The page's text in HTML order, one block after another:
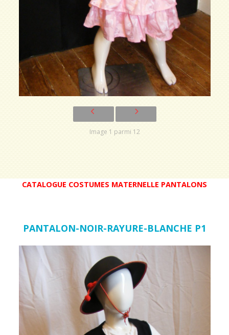
Image 1 parmi 12
CATALOGUE COSTUMES MATERNELLE PANTALONS
PANTALON-NOIR-RAYURE-BLANCHE P1